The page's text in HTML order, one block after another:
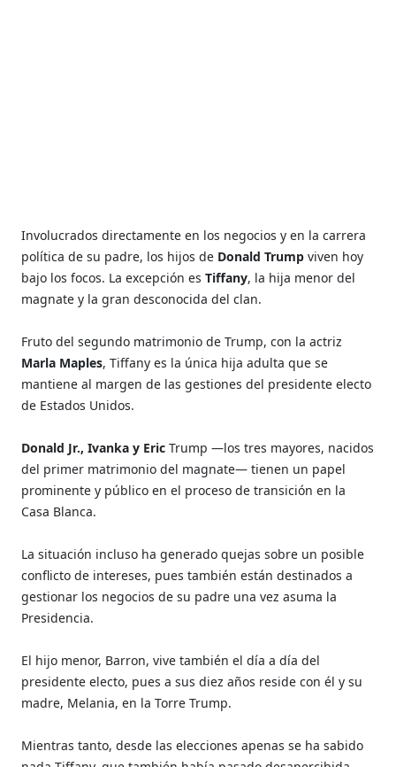
Involucrados directamente en los negocios y en la carrera
política de su padre, los hijos de Donald Trump viven hoy
bajo los focos. La excepción esTiffany, la hija menor del
magnate y la gran desconocida del clan.
Fruto del segundo matrimonio de Trump, con la actriz
Marla Maples, Tiffany es la única hija adulta que se
mantiene al margen de las gestiones del presidente electo
de Estados Unidos.
Donald Jr., Ivanka y EricTrump —los tres mayores, nacidos
del primer matrimonio del magnate— tienen un papel
prominente y público en el proceso de transición en la
Casa Blanca.
La situación incluso ha generado quejas sobre un posible
conflicto de intereses, pues también están destinados a
gestionar los negocios de su padre una vez asuma la
Presidencia.
El hijo menor, Barron, vive también el día a día del
presidente electo, pues a sus diez años reside con él y su
madre, Melania, en la Torre Trump.
Mientras tanto, desde las elecciones apenas se ha sabido